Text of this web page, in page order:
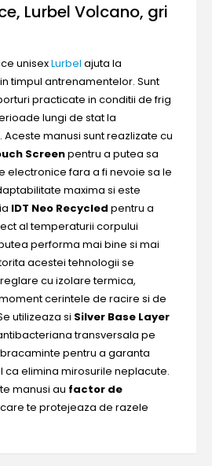
Lurbel Volcano, gri
unisexLurbel ajuta la
timpul antrenamentelor. Sunt
practicate in conditii de frig
lungi de stat la
manusi sunt reazlizate cu
Screenpentru a putea sa
electronice fara a fi nevoie sa le
maxima si este
IDT Neo Recycled pentru a
al temperaturii corpului
performa mai bine si mai
acestei tehnologii se
cu izolare termica,
cerintele de racire si de
utilizeaza si Silver Base Layer
transversala pe
pentru a garanta
ca elimina mirosurile neplacute.
manusi au factor de
care te protejeaza de razele